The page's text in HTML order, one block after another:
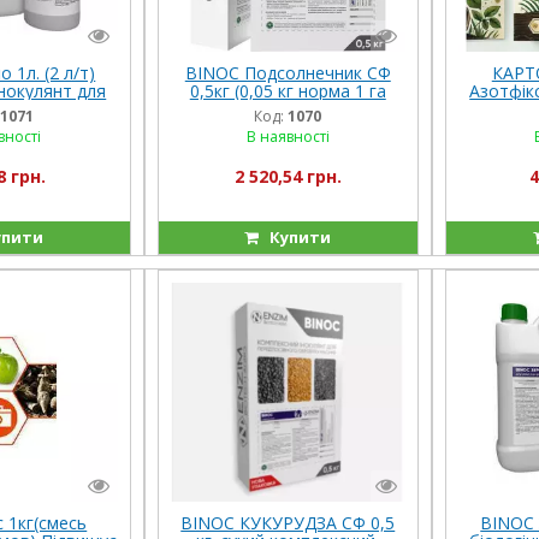
1л. (2 л/т)
для
1071
грн.
BINOC Подсолнечник СФ
0,5кг (0,05 кг норма 1 га
насіння)
Код: 1070
В наявності
2 520,54 грн.
Купити
BINOC КУКУРУДЗА СФ 0,5